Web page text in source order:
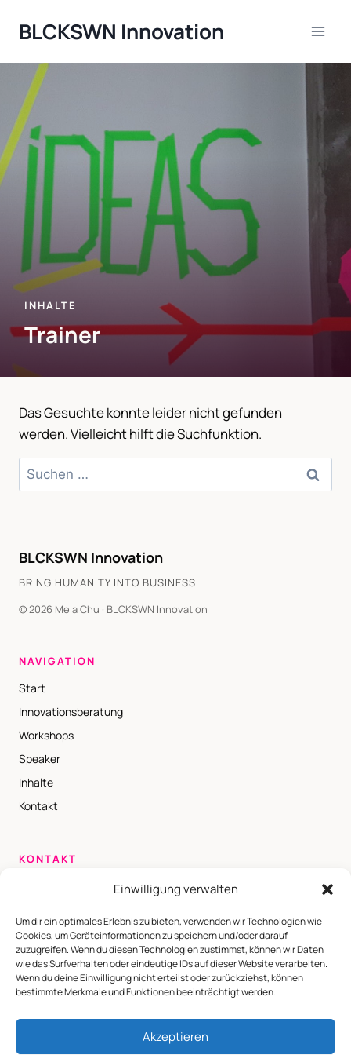
Einwilligung verwalten
Um dir ein optimales Erlebnis zu bieten, verwenden wir Technologien wie
Cookies, um Geräteinformationen zu speichern und/oder darauf
zuzugreifen. Wenn du diesen Technologien zustimmst, können wir Daten
wie das Surfverhalten oder eindeutige IDs auf dieser Website verarbeiten.
Wenn du deine Einwilligung nicht erteilst oder zurückziehst, können
bestimmte Merkmale und Funktionen beeinträchtigt werden.
Akzeptieren
InhaltBLCKSWN Innovation
Trainer
Das Gesuchte konnte leider nicht gefunden
werden. Vielleicht hilft die Suchfunktion.
Suchen
nach:
BLCKSWN Innovation
BRING HUMANITY INTO BUSINESS
© 2026 Mela Chu · BLCKSWN Innovation
NAVIGATION
Start
Innovationsberatung
Workshops
Speaker
Inhalte
Kontakt
KONTAKT
Brüsseler Platz 9
50674 Köln
Impressum Datenschutz